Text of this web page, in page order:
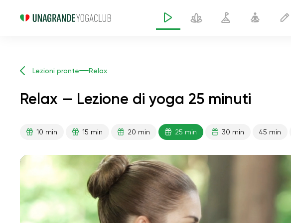
Lezioni pronte Relax
Relax — Lezione di yoga 25 minuti
10 min 15 min 20 min 25 min 30 min 45 min